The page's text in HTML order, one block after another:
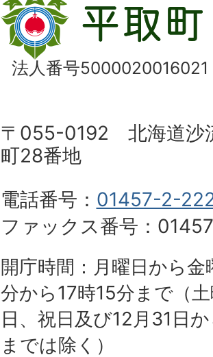
法人番号5000020016021
〒055-0192 北海道沙
町28番地
電話番号： 01457-2-
ファックス番号：
開庁時間：月曜日から
分から17時15分まで（
日、祝日及び12月31日
までは除く）